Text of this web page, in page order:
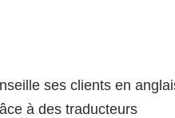
ses clients en
à des traducteurs